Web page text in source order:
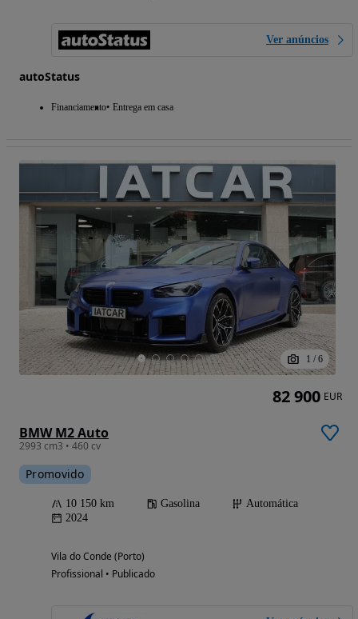
Ver anúncios
autoStatus
Financiamento Entrega em casa
1 / 6
BMW M2 Auto
2993 cm3 • 460 cv
Promovido
10 150 km Gasolina
Automática
2024
Vila do Conde (Porto)
Profissional • Publicado
82 900 EUR